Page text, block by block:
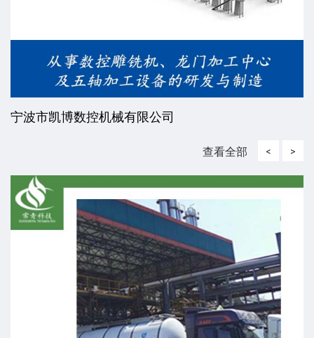
宁波市凯博数控机械有限公司
查看全部 < >